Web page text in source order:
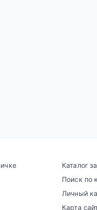
Каталог
Поиск по
Личный
Карта